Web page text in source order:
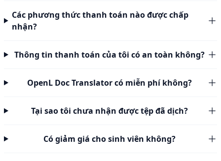
Các phương thức thanh toán nào được chấp
nhận?
Thông tin thanh toán của tôi có an toàn không?
OpenL Doc Translator có miễn phí không?
Tại sao tôi chưa nhận được tệp đã dịch?
Có giảm giá cho sinh viên không?